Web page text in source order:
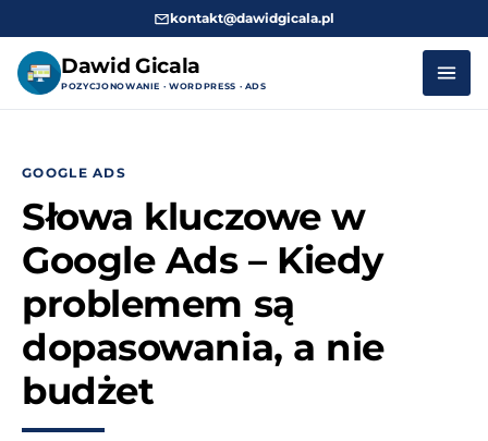
kontakt@dawidgicala.pl
Dawid Gicala
POZYCJONOWANIE · WORDPRESS · ADS
treściGOOGLE ADS
Słowa kluczowe w
Google Ads – Kiedy
problemem są
dopasowania, a nie
budżet